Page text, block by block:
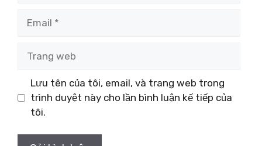
web
Lưu tên của tôi, email, và trang web trong
trình duyệt này cho lần bình luận kế tiếp của
tôi.